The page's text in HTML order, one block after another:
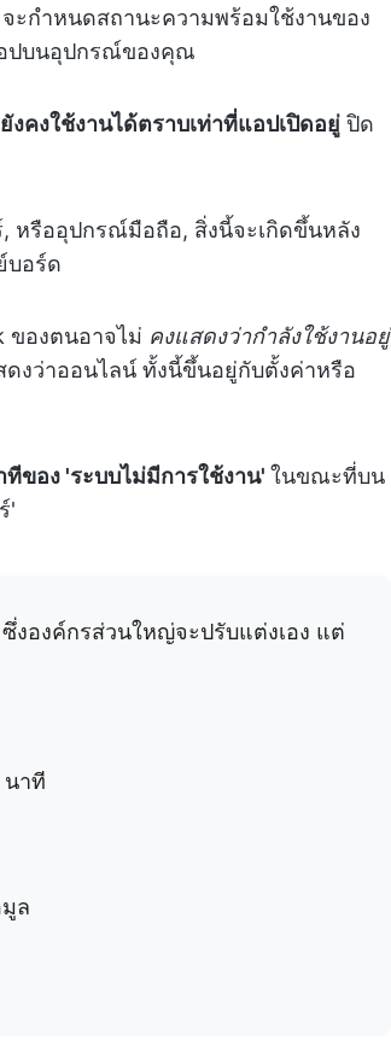
จะกำหนดสถานะความพร้อมใช้งานของ
ปบนอุปกรณ์ของคุณ
ยังคงใช้งานได้ตราบเท่าที่แอปเปิดอยู่ ปิด
หรืออุปกรณ์มือถือ, สิ่งนี้จะเกิดขึ้นหลัง
บอร์ด
ของตนอาจไม่ คงแสดงว่ากำลังใช้งานอยู่
ดงว่าออนไลน์ ทั้งนี้ขึ้นอยู่กับตั้งค่าหรือ
ทีของ 'ระบบไม่มีการใช้งาน' ในขณะที่บน
'
งองค์กรส่วนใหญ่จะปรับแต่งเอง แต่
นาที
ล